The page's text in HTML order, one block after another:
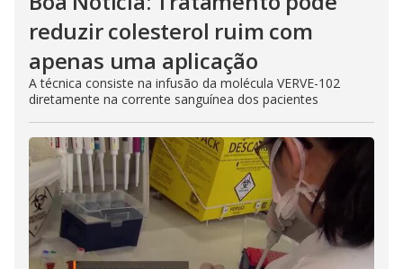
reduzir colesterol ruim com
apenas uma aplicação
A técnica consiste na infusão da molécula VERVE-102
diretamente na corrente sanguínea dos pacientes